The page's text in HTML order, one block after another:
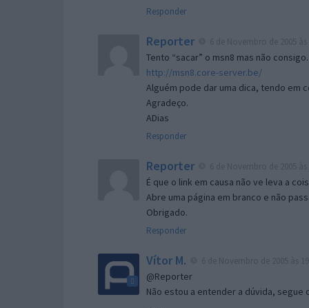
Responder
Reporter
Tento “sacar” o msn8 mas não
http://msn8.core-server.be/
Alguém pode dar uma dica, tendo em
Agradeço.
ADias
Responder
Reporter
É que o link em causa não ve leva a
Abre uma página em branco e não
Obrigado.
Responder
Vítor M.
@Reporter
Não estou a entender a dúvida,